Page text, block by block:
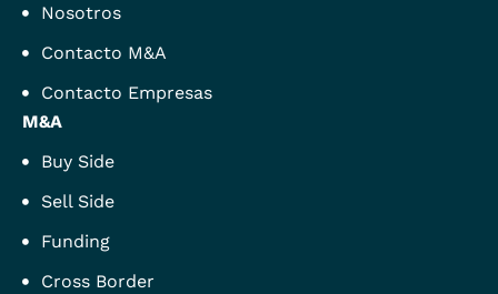
Nosotros
Contacto M&A
Contacto Empresas
M&A
Buy Side
Sell Side
Funding
Cross Border